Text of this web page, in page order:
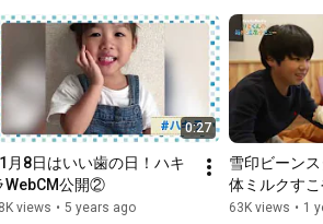
0:27
月8日はいい歯の日！ハキ
WebCM公開②
views • 5 years ago
雪印ビーン
体ミルクす
く、
63K views • 1